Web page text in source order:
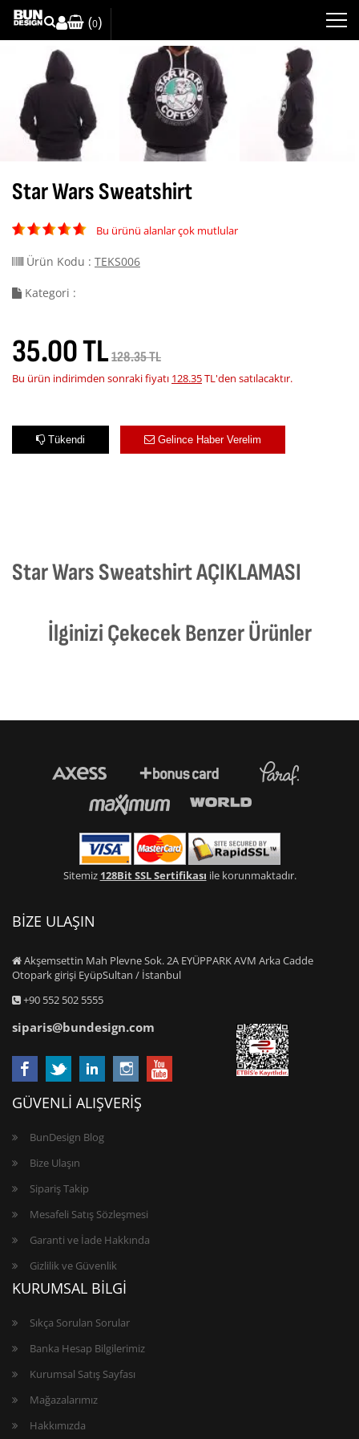
(0)
Star Wars Sweatshirt
Bu ürünü alanlar çok mutlular
Ürün Kodu : TEKS006
Kategori :
35.00 TL128.35 TL
Bu ürün indirimden sonraki fiyatı 128.35TL'den satılacaktır.
Tükendi Gelince Haber Verelim
Star Wars Sweatshirt AÇIKLAMASI
İlginizi Çekecek Benzer Ürünler
Sitemiz 128Bit SSL Sertifikası ile korunmaktadır.
BİZE ULAŞIN
Akşemsettin Mah Plevne Sok. 2A EYÜPPARK AVM Arka Cadde
Otopark girişi EyüpSultan / İstanbul
+90 552 502 5555
siparis@bundesign.com
GÜVENLİ ALIŞVERİŞ
BunDesign Blog
Bize Ulaşın
Sipariş Takip
Mesafeli Satış Sözleşmesi
Garanti ve İade Hakkında
Gizlilik ve Güvenlik
KURUMSAL BİLGİ
Sıkça Sorulan Sorular
Banka Hesap Bilgilerimiz
Kurumsal Satış Sayfası
Mağazalarımız
Hakkımızda